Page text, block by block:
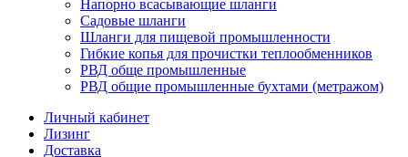
Напорно всасывающие шланги
Садовые шланги
Шланги для пищевой промышленности
Гибкие копья для прочистки теплообменников
РВД обще промышленные
РВД общие промышленные бухтами (метражом)
Личный кабинет
Лизинг
Доставка